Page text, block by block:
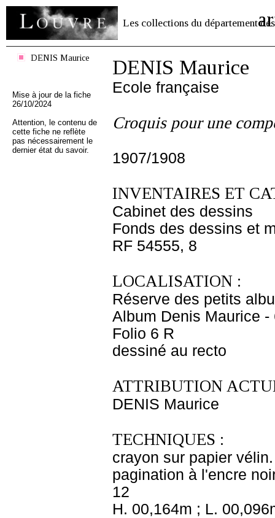
Les collections du département des
DENIS Maurice
Mise à jour de la fiche
26/10/2024
Attention, le contenu de
cette fiche ne reflète
pas nécessairement le
dernier état du savoir.
DENIS Maurice
Ecole française
Croquis pour une
1907/1908
INVENTAIRES ET
Cabinet des dessins
Fonds des dessins et
RF 54555, 8
LOCALISATION :
Réserve des petits
Album Denis Maurice -
Folio 6 R
dessiné au recto
ATTRIBUTION
DENIS Maurice
TECHNIQUES :
crayon sur papier
pagination à l'encre
12
H. 00,164m ; L.